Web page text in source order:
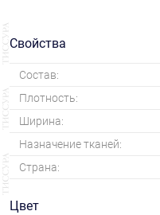
Свойства
Состав:
Плотность:
Ширина:
Назначение тканей:
Страна:
Цвет